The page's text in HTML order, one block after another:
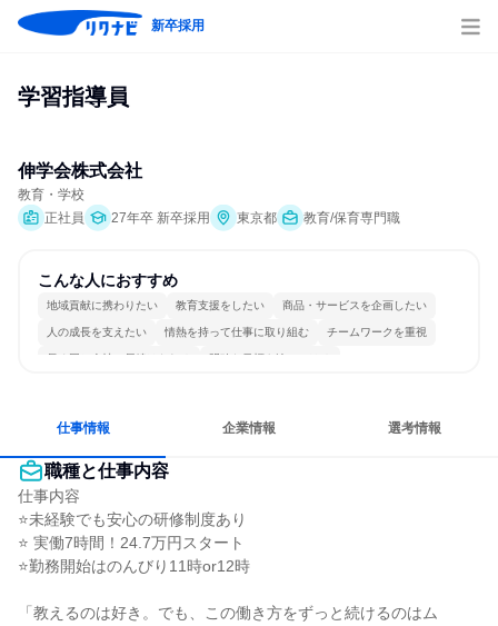
新卒採用
学習指導員
伸学会株式会社
教育・学校
正社員
27年卒 新卒採用 東京都 教育/保育専門職
こんな人におすすめ
地域貢献に携わりたい 教育支援をしたい 商品・サービスを企画したい
人の成長を支えたい 情熱を持って仕事に取り組む チームワークを重視
長く同じ会社に居続けられる 明確な目標を追いかける
仕事情報 企業情報 選考情報
職種と仕事内容
仕事内容
⭐未経験でも安心の研修制度あり
⭐ 実働7時間！24.7万円スタート
⭐勤務開始はのんびり11時or12時
「教えるのは好き。でも、この働き方をずっと続けるのはム